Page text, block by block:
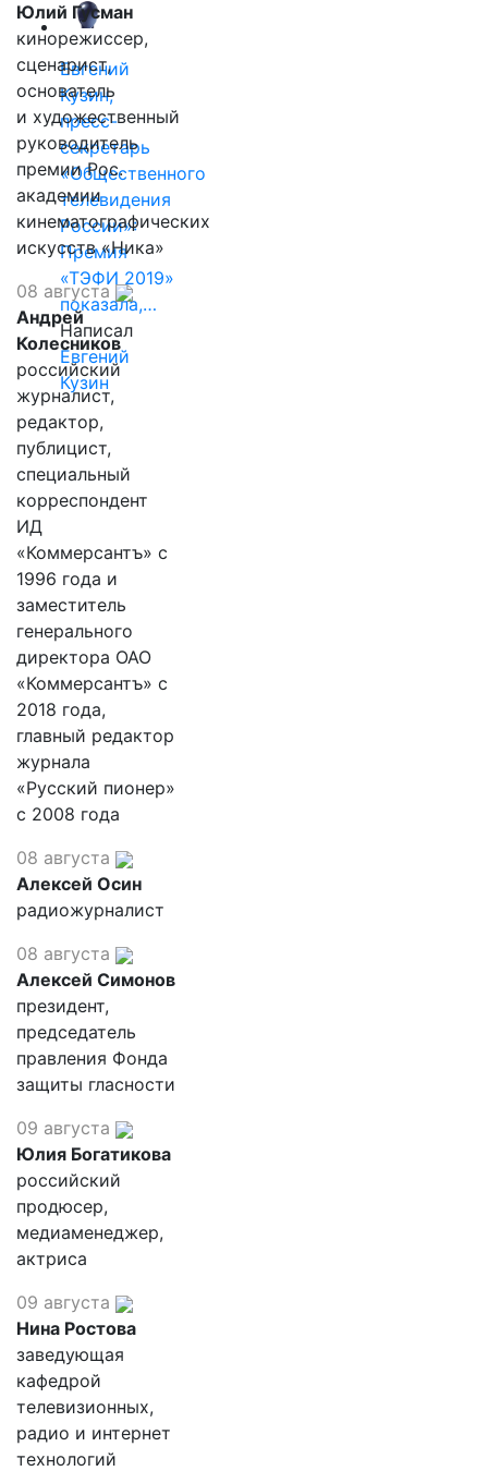
Евгений
Кузин,
пресс-
секретарь
«Общественного
телевидения
России»:
Премия
«ТЭФИ 2019»
показала,…
Написал
Евгений
Кузин
Юлий Гусман
кинорежиссер,
сценарист,
основатель
и художественный
руководитель
премии Рос.
академии
кинематографических
искусств «Ника»
08 августа
Андрей
Колесников
российский
журналист,
редактор,
публицист,
специальный
корреспондент
ИД
«Коммерсантъ» с
1996 года и
заместитель
генерального
директора ОАО
«Коммерсантъ» с
2018 года,
главный редактор
журнала
«Русский пионер»
с 2008 года
08 августа
Алексей Осин
радиожурналист
08 августа
Алексей Симонов
президент,
председатель
правления Фонда
защиты гласности
09 августа
Юлия Богатикова
российский
продюсер,
медиаменеджер,
актриса
09 августа
Нина Ростова
заведующая
кафедрой
телевизионных,
радио и интернет
технологий